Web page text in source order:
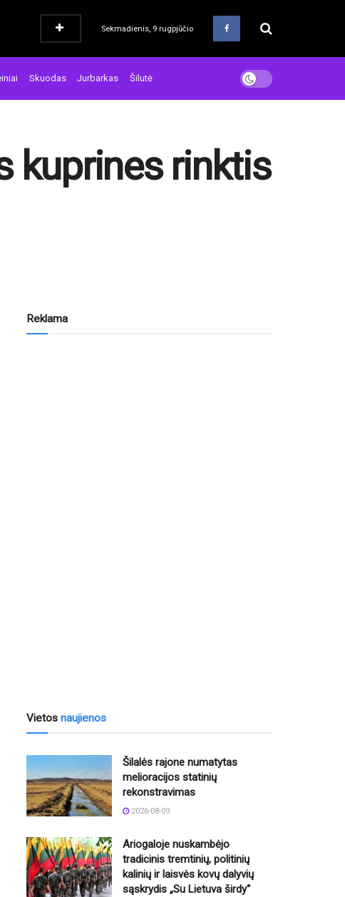
Sekmadienis, 9 rugpjūčio
Skuodas Jurbarkas Šilutė
kuprines rinktis
Reklama
Vietos naujienos
Šilalės rajone numatytas
melioracijos statinių
rekonstravimas
2026-08-09
Ariogaloje nuskambėjo
tradicinis tremtinių, politinių
kalinių ir laisvės kovų dalyvių
sąskrydis „Su Lietuva širdy“